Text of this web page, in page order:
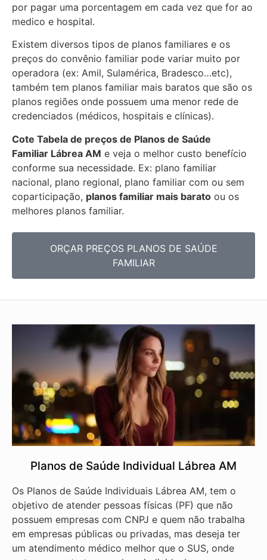
por pagar uma porcentagem em cada vez que for ao
medico e hospital.
Existem diversos tipos de planos familiares e os
preços do convênio familiar pode variar muito por
operadora (ex: Amil, Sulamérica, Bradesco…etc),
também tem planos familiar mais baratos que são os
planos regiões onde possuem uma menor rede de
credenciados (médicos, hospitais e clínicas).
Cote Tabela de preços de Planos de Saúde
Familiar Lábrea AM e veja o melhor custo benefício
conforme sua necessidade. Ex: plano familiar
nacional, plano regional, plano familiar com ou sem
coparticipação, planos familiar mais barato ou os
melhores planos familiar.
ORÇAR PREÇOS PLANOS DE SAÚDE
FAMILIAR
Planos de Saúde Individual Lábrea AM
Os Planos de Saúde Individuais Lábrea AM, tem o
objetivo de atender pessoas físicas (PF) que não
possuem empresas com CNPJ e quem não trabalha
em empresas públicas ou privadas, mas deseja ter
um atendimento médico melhor que o SUS, onde